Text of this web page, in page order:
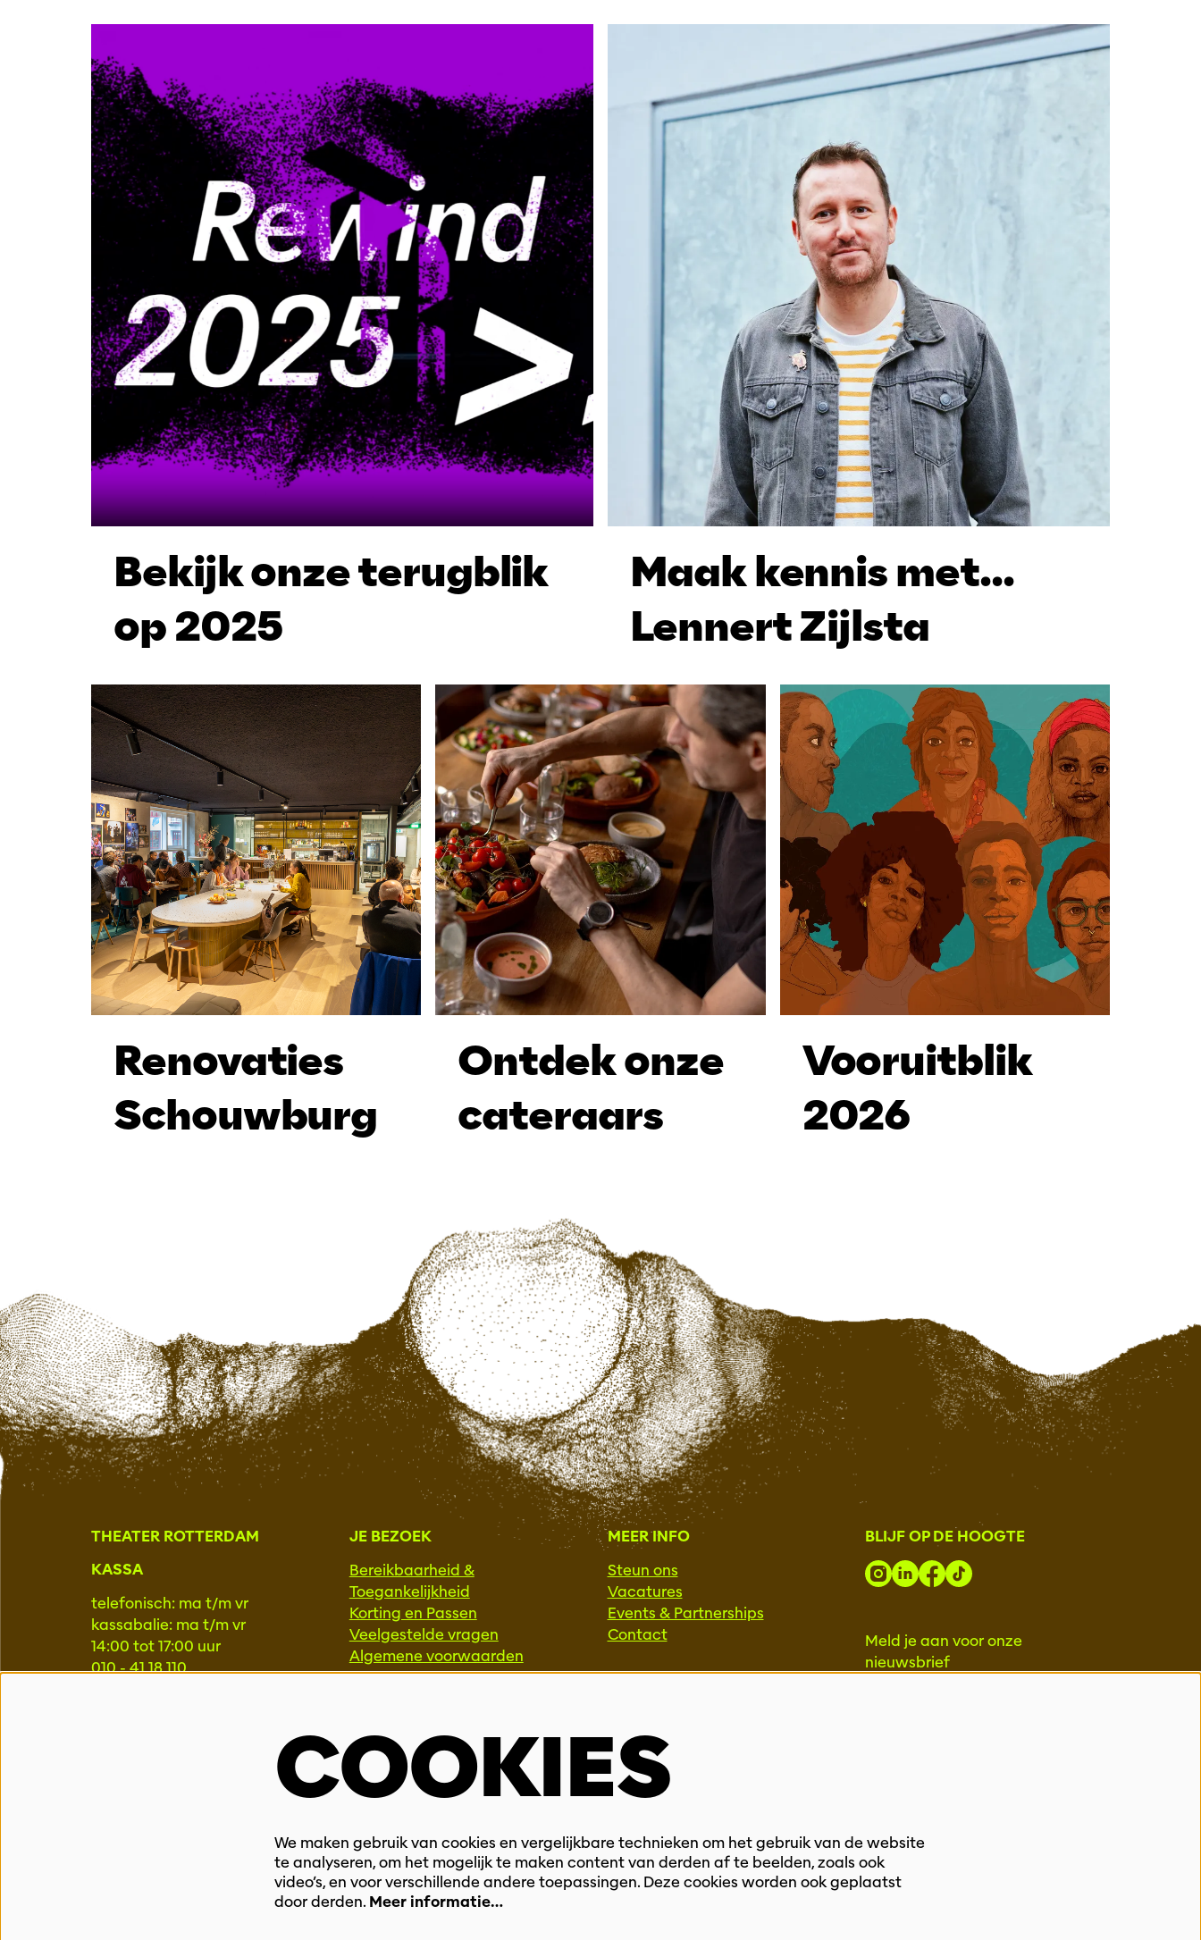
Bekijk onze terugblik
op 2025
Maak kennis met...
Lennert Zijlsta
Renovaties
Schouwburg
Ontdek onze
cateraars
Vooruitblik
2026
THEATER ROTTERDAM
KASSA
telefonisch: ma t/m vr
kassabalie: ma t/m vr
14:00 tot 17:00 uur
010 - 41 18 110
LOCATIE TR25 SCHOUWBURG
JE BEZOEK
Bereikbaarheid &
Toegankelijkheid
Korting en Passen
Veelgestelde vragen
Algemene voorwaarden
Pers
Educatie & Interactie
Programmeurs
Techniek
MEER INFO
Steun ons
Vacatures
Events & Partnerships
Contact
Privacy
BLIJF OP DE HOOGTE
Meld je aan voor onze
nieuwsbrief
COOKIES
We maken gebruik van cookies en vergelijkbare technieken om het gebruik van de website
te analyseren, om het mogelijk te maken content van derden af te beelden, zoals ook
video’s, en voor verschillende andere toepassingen. Deze cookies worden ook geplaatst
door derden. Meer informatie…